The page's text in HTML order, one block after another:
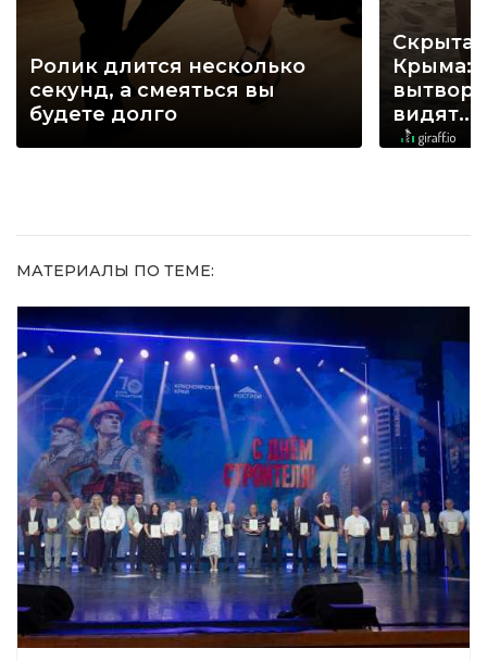
Ролик длится несколько
секунд, а смеяться вы
будете долго
Крыма:
видят...
МАТЕРИАЛЫ ПО ТЕМЕ: